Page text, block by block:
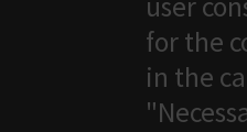
for the
in the